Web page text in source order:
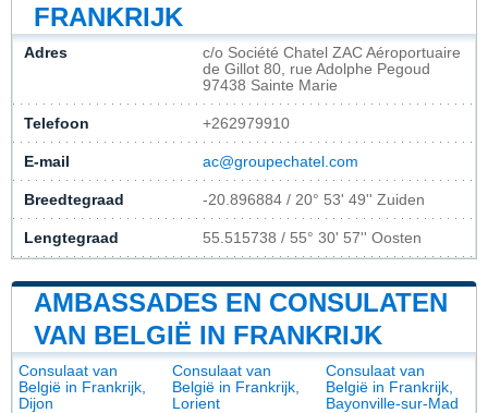
FRANKRIJK
Adres
c/o Société Chatel ZAC Aéroportuaire
de Gillot 80, rue Adolphe Pegoud
97438 Sainte Marie
Telefoon +262979910
E-mail ac@groupechatel.com
Breedtegraad -20.896884 / 20° 53' 49'' Zuiden
Lengtegraad 55.515738 / 55° 30' 57'' Oosten
AMBASSADES EN CONSULATEN
VAN BELGIË IN FRANKRIJK
Consulaat van
België in Frankrijk,
Dijon
Consulaat van
België in Frankrijk,
Lorient
Consulaat van
België in Frankrijk,
Bayonville-sur-Mad